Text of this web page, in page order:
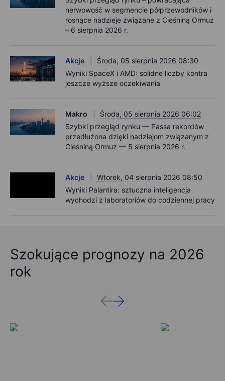
nerwowość w segmencie półprzewodników i
rosnące nadzieje związane z Cieśniną Ormuz
– 6 sierpnia 2026 r.
Akcje
Środa, 05 sierpnia 2026 08:30
Wyniki SpaceX i AMD: solidne liczby kontra
jeszcze wyższe oczekiwania
Makro
Środa, 05 sierpnia 2026 06:02
Szybki przegląd rynku — Passa rekordów
przedłużona dzięki nadziejom związanym z
Cieśniną Ormuz — 5 sierpnia 2026 r.
Akcje
Wtorek, 04 sierpnia 2026 08:50
Wyniki Palantira: sztuczna inteligencja
wychodzi z laboratoriów do codziennej pracy
Szokujące prognozy na 2026
rok